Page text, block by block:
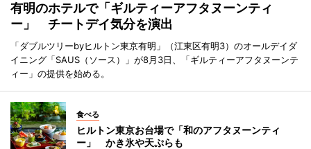
有明のホテルで「ギルティーアフタヌーンティ
ー」 チートデイ気分を演出
「ダブルツリーbyヒルトン東京有明」（江東区有明3）のオールデイダ
イニング「SAUS（ソース）」が8月3日、「ギルティーアフタヌーンテ
ィー」の提供を始める。
食べる
ヒルトン東京お台場で「和のアフタヌーンティ
ー」 かき氷や天ぷらも